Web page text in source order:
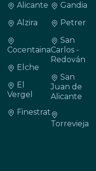
Alicante
Alzira
Cocentaina
Elche
El
Vergel
Finestrat
Gandia
Petrer
San
Carlos -
Redován
San
Juan de
Alicante
Torrevieja